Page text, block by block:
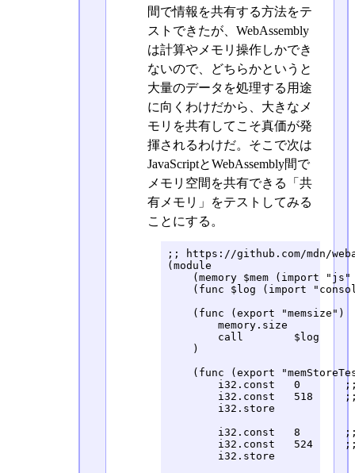
間で情報を共有する方法をテ
ストできたが、WebAssembly
は計算やメモリ操作しかでき
ないので、どちらかというと
大量のデータを処理する用途
に向くわけだから、大きなメ
モリを共有してこそ真価が発
揮されるわけだ。そこで次は
JavaScriptとWebAssembly間で
メモリ空間を共有できる「共
有メモリ」をテストしてみる
ことにする。
;; https://github.com/mdn/
(module
(memory $mem (import "js"
(func $log (import
    (func (export "memsize")
        memory.size
        call        $log
    )
(func (export
i32.const   0
i32.const   518
        i32.store
i32.const   8
i32.const   524
        i32.store